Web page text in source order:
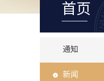
首页
通知
新闻